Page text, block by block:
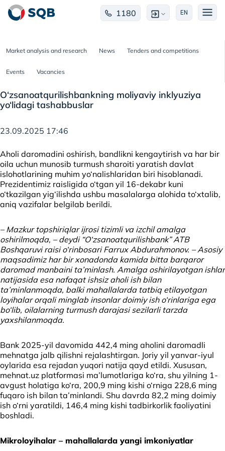
1180 EN
Market analysis and research News Tenders and competitions
Events Vacancies
O‘zsanoatqurilishbankning moliyaviy inklyuziya
yo‘lidagi tashabbuslar
23.09.2025 17:46
Aholi daromadini oshirish, bandlikni kengaytirish va har bir
oila uchun munosib turmush sharoiti yaratish davlat
islohotlarining muhim yo‘nalishlaridan biri hisoblanadi.
Prezidentimiz raisligida o‘tgan yil 16-dekabr kuni
o‘tkazilgan yig‘ilishda ushbu masalalarga alohida to‘xtalib,
aniq vazifalar belgilab berildi.
– Mazkur topshiriqlar ijrosi tizimli va izchil amalga
oshirilmoqda, – deydi “O‘zsanoatqurilishbank” ATB
Boshqaruvi raisi o‘rinbosari Farrux Abdurahmonov. – Asosiy
maqsadimiz har bir xonadonda kamida bitta barqaror
daromad manbaini ta’minlash. Amalga oshirilayotgan ishlar
natijasida esa nafaqat ishsiz aholi ish bilan
ta’minlanmoqda, balki mahallalarda tatbiq etilayotgan
loyihalar orqali minglab insonlar doimiy ish o‘rinlariga ega
bo‘lib, oilalarning turmush darajasi sezilarli tarzda
yaxshilanmoqda.
Bank 2025-yil davomida 442,4 ming aholini daromadli
mehnatga jalb qilishni rejalashtirgan. Joriy yil yanvar-iyul
oylarida esa rejadan yuqori natija qayd etildi. Xususan,
mehnat.uz platformasi ma’lumotlariga ko‘ra, shu yilning 1-
avgust holatiga ko‘ra, 200,9 ming kishi o‘rniga 228,6 ming
fuqaro ish bilan ta’minlandi. Shu davrda 82,2 ming doimiy
ish o‘rni yaratildi, 146,4 ming kishi tadbirkorlik faoliyatini
boshladi.
Mikroloyihalar – mahallalarda yangi imkoniyatlar